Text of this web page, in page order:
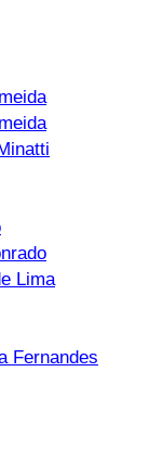
Lima
Fernandes